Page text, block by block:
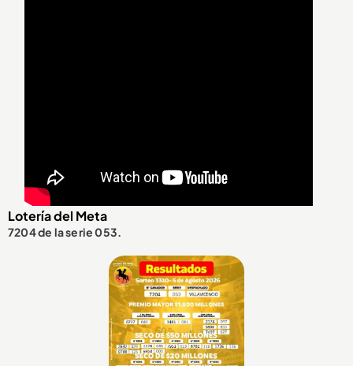
Lotería del Meta
7204 de la serie 053.